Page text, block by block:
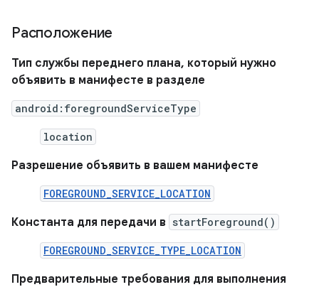
Расположение
Тип службы переднего плана, который нужно
объявить в манифесте в разделе
android:foregroundServiceType
location
Разрешение объявить в вашем манифесте
FOREGROUND_SERVICE_LOCATION
Константа для передачи в startForeground()
FOREGROUND_SERVICE_TYPE_LOCATION
Предварительные требования для выполнения